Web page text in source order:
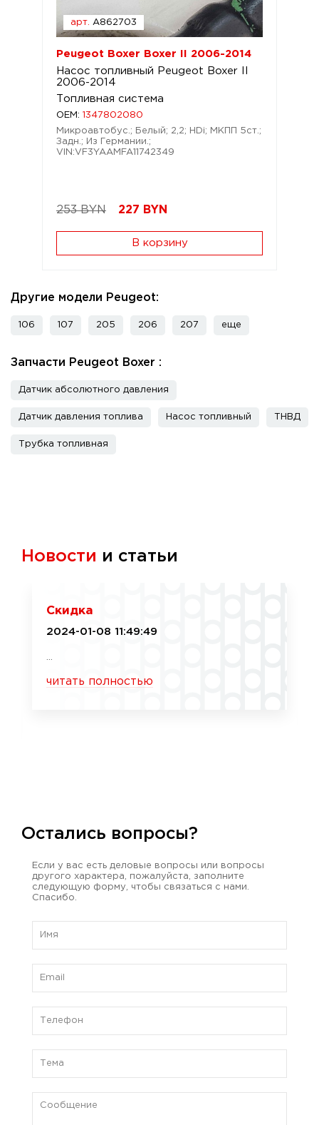
арт. A862703
Peugeot Boxer Boxer II 2006-2014
Насос топливный Peugeot Boxer II
2006-2014
Топливная система
OEM: 1347802080
Микроавтобус.; Белый; 2,2; HDi; МКПП 5ст.;
Задн.; Из Германии.;
VIN:VF3YAAMFA11742349
253 BYN 227 BYN
В корзину
Другие модели Peugeot:
106 107 205 206 207 еще
Запчасти Peugeot Boxer :
Датчик абсолютного давления
Датчик давления топлива Насос топливный ТНВД
Трубка топливная
Новости и статьи
Скидка
2024-01-08 11:49:49
читать полностью
Остались вопросы?
Если у вас есть деловые вопросы или вопросы
другого характера, пожалуйста, заполните
следующую форму, чтобы связаться с нами.
Спасибо.